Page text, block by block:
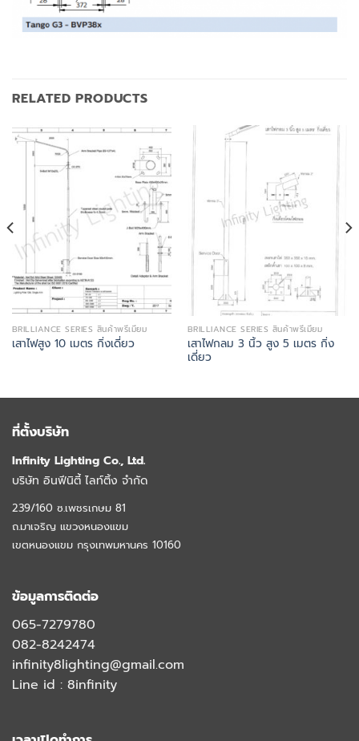
RELATED PRODUCTS
BRILLIANCE SERIES สินค้าพรีเมี่ยม
เสาไฟสูง 10 เมตร กิ่งเดี่ยว
BRILLIANCE SERIES สินค้าพรีเมี่ยม
เสาไฟกลม 3 นิ้ว สูง 5 เมตร กิ่ง
เดี่ยว
ที่ตั้งบริษัท
Infinity Lighting Co., Ltd.
บริษัท อินฟีนิตี้ ไลท์ติ้ง จำกัด
239/160 ซ.เพชรเกษม 81
ถ.มาเจริญ แขวงหนองแขม
เขตหนองแขม กรุงเทพมหานคร 10160
ข้อมูลการติดต่อ
065-7279780
082-8242474
infinity8lighting@gmail.com
Line id : 8infinity